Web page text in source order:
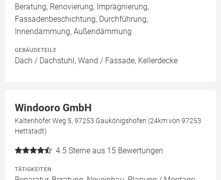
Beratung, Renovierung, Imprägnierung,
Fassadenbeschichtung, Durchführung,
Innendämmung, Außendämmung
GEBÄUDETEILE
Dach / Dachstuhl, Wand / Fassade, Kellerdecke
Windooro GmbH
Kaltenhöfer Weg 5, 97253 Gaukönigshofen (24km von 97253
Hettstadt)
4.5 Sterne aus 15 Bewertungen
TÄTIGKEITEN